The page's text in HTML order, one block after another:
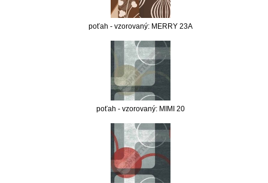
poťah - vzorovaný: MERRY 23A
poťah - vzorovaný: MIMI 20